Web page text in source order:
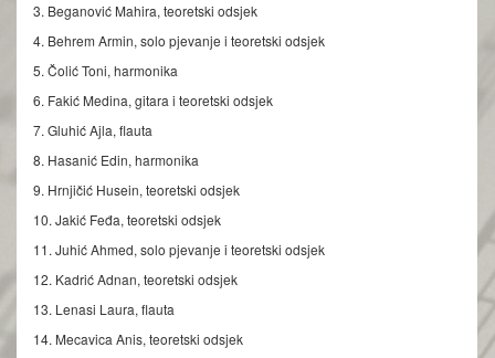
3. Beganović Mahira, teoretski odsjek
4. Behrem Armin, solo pjevanje i teoretski odsjek
5. Čolić Toni, harmonika
6. Fakić Medina, gitara i teoretski odsjek
7. Gluhić Ajla, flauta
8. Hasanić Edin, harmonika
9. Hrnjičić Husein, teoretski odsjek
10. Jakić Feđa, teoretski odsjek
11. Juhić Ahmed, solo pjevanje i teoretski odsjek
12. Kadrić Adnan, teoretski odsjek
13. Lenasi Laura, flauta
14. Mecavica Anis, teoretski odsjek